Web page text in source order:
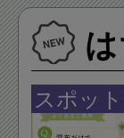
スポッ